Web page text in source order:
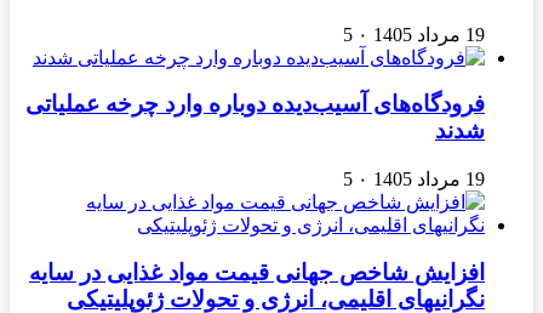
19 مرداد 1405 ۰ 5
فرودگاه‌های آسیب‌دیده دوباره وارد چرخه عملیاتی
شدند
19 مرداد 1405 ۰ 5
افزایش شاخص جهانی قیمت مواد غذایی در سایه
نگرانیهای اقلیمی، انرژی و تحولات ژئوپلیتیکی